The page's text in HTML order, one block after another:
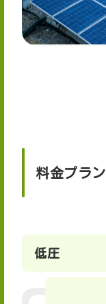
料金プラン
低圧